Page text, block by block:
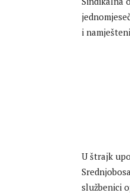
i
U štrajk
službenici